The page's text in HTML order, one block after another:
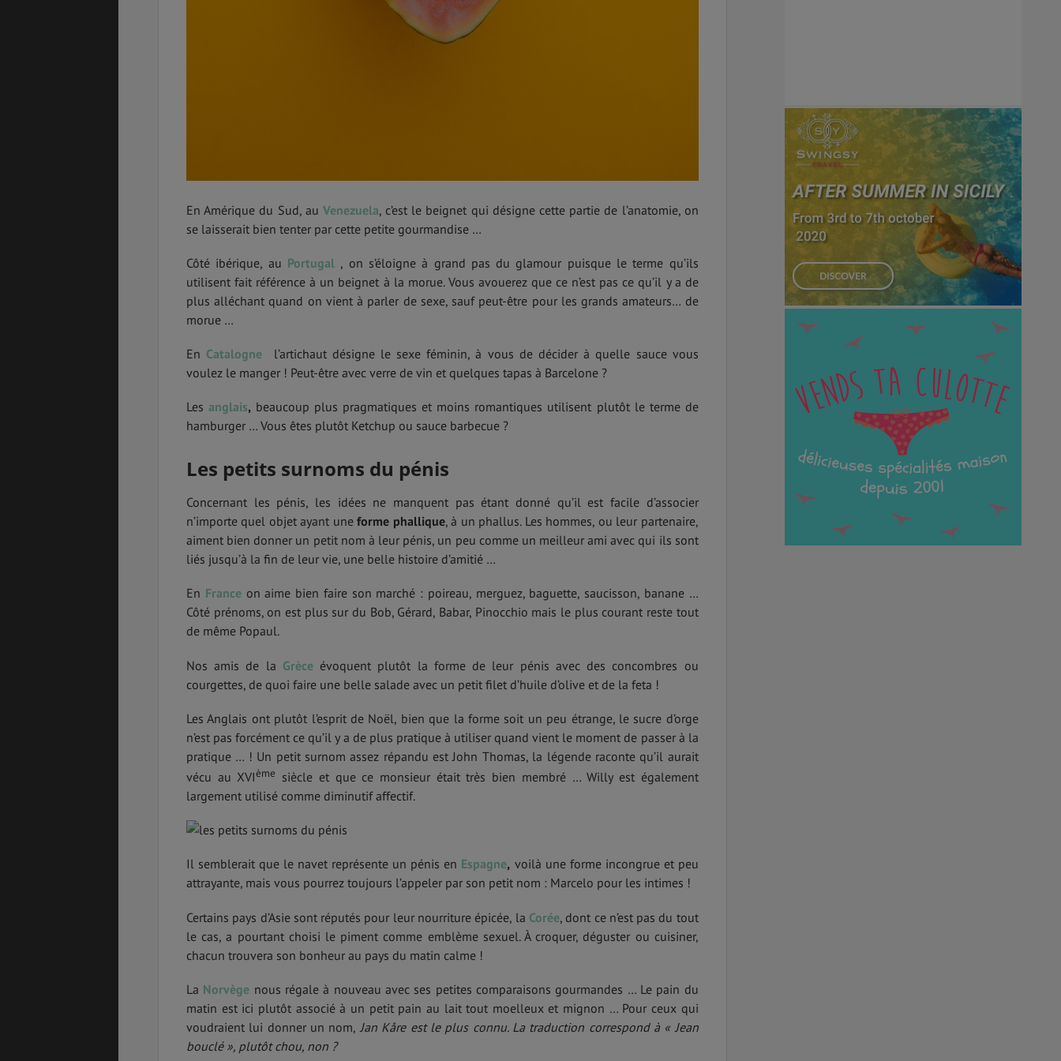
En Amérique du Sud, au Venezuela, c’est le beignet qui désigne cette partie de l’anatomie, on
se laisserait bien tenter par cette petite gourmandise …
Côté ibérique, au Portugal , on s’éloigne à grand pas du glamour puisque le terme qu’ils
utilisent fait référence à un beignet à la morue. Vous avouerez que ce n’est pas ce qu’il y a de
plus alléchant quand on vient à parler de sexe, sauf peut-être pour les grands amateurs… de
morue …
En Catalogne
l’artichaut désigne le sexe féminin, à vous de décider à quelle sauce vous
voulez le manger ! Peut-être avec verre de vin et quelques tapas à Barcelone ?
Lesanglais, beaucoup plus pragmatiques et moins romantiques utilisent plutôt le terme de
hamburger … Vous êtes plutôt Ketchup ou sauce barbecue ?
Les petits surnoms du pénis
Concernant les pénis, les idées ne manquent pas étant donné qu’il est facile d’associer
n’importe quel objet ayant uneforme phallique, à un phallus. Les hommes, ou leur partenaire,
aiment bien donner un petit nom à leur pénis, un peu comme un meilleur ami avec qui ils sont
liés jusqu’à la fin de leur vie, une belle histoire d’amitié …
En Franceon aime bien faire son marché : poireau, merguez, baguette, saucisson, banane …
Côté prénoms, on est plus sur du Bob, Gérard, Babar, Pinocchio mais le plus courant reste tout
de même Popaul.
Nos amis de la Grèce évoquent plutôt la forme de leur pénis avec des concombres ou
courgettes, de quoi faire une belle salade avec un petit filet d’huile d’olive et de la feta !
Les Anglais ont plutôt l’esprit de Noël, bien que la forme soit un peu étrange, le sucre d’orge
n’est pas forcément ce qu’il y a de plus pratique à utiliser quand vient le moment de passer à la
pratique … ! Un petit surnom assez répandu est John Thomas, la légende raconte qu’il aurait
vécu au XVIème siècle et que ce monsieur était très bien membré … Willy est également
largement utilisé comme diminutif affectif.
Il semblerait que le navet représente un pénis en Espagne, voilà une forme incongrue et peu
attrayante, mais vous pourrez toujours l’appeler par son petit nom : Marcelo pour les intimes !
Certains pays d’Asie sont réputés pour leur nourriture épicée, la Corée, dont ce n’est pas du tout
le cas, a pourtant choisi le piment comme emblème sexuel. À croquer, déguster ou cuisiner,
chacun trouvera son bonheur au pays du matin calme !
La Norvège nous régale à nouveau avec ses petites comparaisons gourmandes … Le pain du
matin est ici plutôt associé à un petit pain au lait tout moelleux et mignon … Pour ceux qui
voudraient lui donner un nom, Jan Kåre est le plus connu. La traduction correspond à « Jean
bouclé », plutôt chou, non ?